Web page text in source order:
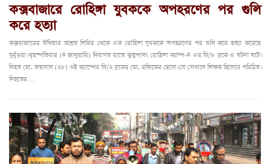
কক্সবাজারে রোহিঙ্গা যুবককে অপহরণের পর গুলি
করে হত্যা
কক্সবাজারের উখিয়ার আশ্রয় শিবির থেকে এক রোহিঙ্গা যুবককে অপহরণের পর গুলি করে হত্যা করেছে
দুর্বৃত্তরা। বৃহস্পতিবার (৪ জানুয়ারি) দিবাগত রাতে কুতুপালং রোহিঙ্গা ক্যাম্প-৪ এর ডি/৮ ব্লকে এ ঘটনা ঘটে।
নিহত মো. ফয়সাল (২৮) ওই ক্যাম্পের সি/২ ব্লকের মো. রফিকের ছেলে। সে সেখানে শিক্ষক হিসেবে পরিচিত।
নিহতের…